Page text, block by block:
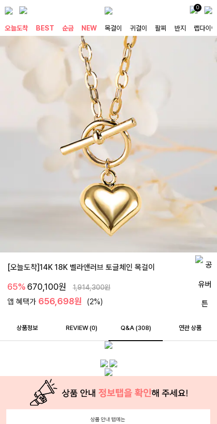
0
오늘도착 BEST 순금 NEW 목걸이 귀걸이 팔찌 반지 랩다이아
[오늘도착]14K 18K 벨라앤러브 토글체인 목걸이
65% 670,100원 1,914,300원
앱 혜택가 656,698원 (2%)
상품정보 REVIEW (0) Q&A (308) 연관 상품